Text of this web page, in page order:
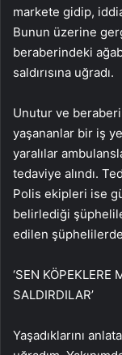
markete gidip,
Bunun üzerine
beraberindeki
saldırısına uğradı.
Unutur ve
yaşananlar bir iş
yaralılar
tedaviye alındı.
Polis ekipleri ise
belirlediği
edilen
‘SEN KÖPEKLERE
SALDIRDILAR’
Yaşadıklarını